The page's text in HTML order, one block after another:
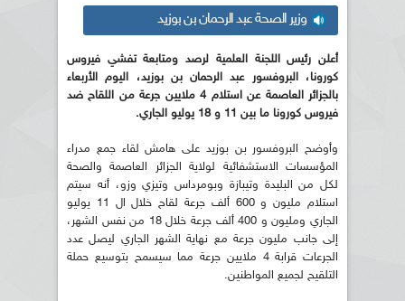
وزير الصحة عبد الرحمان بن بوزيد
أعلن رئيس اللجنة العلمية لرصد ومتابعة تفشي فيروس
كورونا، البروفسور عبد الرحمان بن بوزيد، اليوم الأربعاء
بالجزائر العاصمة عن استلام 4 ملايين جرعة من اللقاح ضد
فيروس كورونا ما بين 11 و 18 يوليو الجاري
.
وأوضح البروفسور بن بوزيد على هامش لقاء جمع مدراء
المؤسسات الاستشفائية لولاية الجزائر العاصمة والصحة
لكل من البليدة وتيبازة وبومرداس وتيزي وزو، أنه سيتم
استلام مليون و 600 ألف جرعة لقاح خلال ال 11 يوليو
الجاري ومليون و 400 ألف جرعة خلال 18 من نفس الشهر،
إلى جانب مليون جرعة مع نهاية الشهر الجاري ليصل عدد
الجرعات قرابة 4 ملايين جرعة مما سيسمح بتوسيع حملة
التلقيح لجميع المواطنين.